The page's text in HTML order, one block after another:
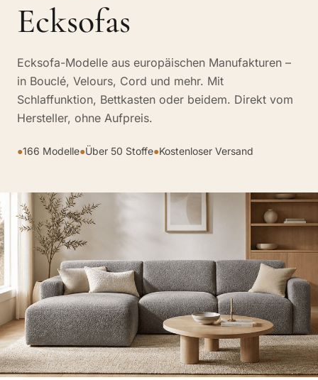
Ecksofas
Ecksofa-Modelle aus europäischen Manufakturen –
in Bouclé, Velours, Cord und mehr. Mit
Schlaffunktion, Bettkasten oder beidem. Direkt vom
Hersteller, ohne Aufpreis.
●166 Modelle●Über 50 Stoffe●Kostenloser Versand